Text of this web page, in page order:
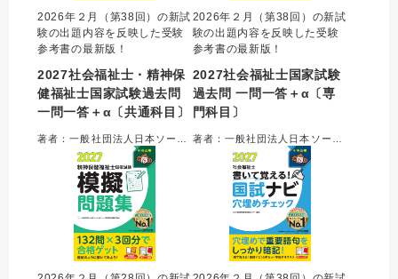
2026年２月（第38回）の新試
験の出題内容を反映した受験
参考書の最新版！
2027社会福祉士・精神保
健福祉士国家試験過去問
一問一答＋α〔共通科目〕
2026年２月（第38回）の新試
験の出題内容を反映した受験
参考書の最新版！
2027社会福祉士国家試験
過去問 一問一答＋α〔専
門科目〕